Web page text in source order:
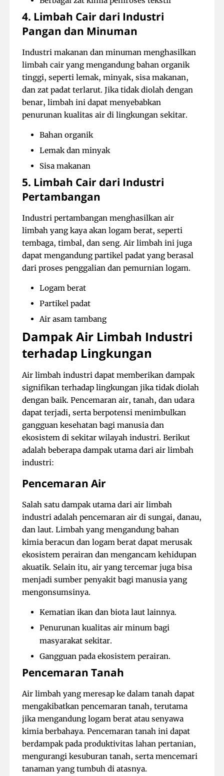
4. Limbah Cair dari Industri
Pangan dan Minuman
Industri makanan dan minuman menghasilkan
limbah cair yang mengandung bahan organik
tinggi, seperti lemak, minyak, sisa makanan,
dan zat padat terlarut. Jika tidak diolah dengan
benar, limbah ini dapat menyebabkan
penurunan kualitas air di lingkungan sekitar.
Bahan organik
Lemak dan minyak
Sisa makanan
5. Limbah Cair dari Industri
Pertambangan
Industri pertambangan menghasilkan air
limbah yang kaya akan logam berat, seperti
tembaga, timbal, dan seng. Air limbah ini juga
dapat mengandung partikel padat yang berasal
dari proses penggalian dan pemurnian logam.
Logam berat
Partikel padat
Air asam tambang
Dampak Air Limbah Industri
terhadap Lingkungan
Air limbah industri dapat memberikan dampak
signifikan terhadap lingkungan jika tidak diolah
dengan baik. Pencemaran air, tanah, dan udara
dapat terjadi, serta berpotensi menimbulkan
gangguan kesehatan bagi manusia dan
ekosistem di sekitar wilayah industri. Berikut
adalah beberapa dampak utama dari air limbah
industri:
Pencemaran Air
Salah satu dampak utama dari air limbah
industri adalah pencemaran air di sungai, danau,
dan laut. Limbah yang mengandung bahan
kimia beracun dan logam berat dapat merusak
ekosistem perairan dan mengancam kehidupan
akuatik. Selain itu, air yang tercemar juga bisa
menjadi sumber penyakit bagi manusia yang
mengonsumsinya.
Kematian ikan dan biota laut lainnya.
Penurunan kualitas air minum bagi
masyarakat sekitar.
Gangguan pada ekosistem perairan.
Pencemaran Tanah
Air limbah yang meresap ke dalam tanah dapat
mengakibatkan pencemaran tanah, terutama
jika mengandung logam berat atau senyawa
kimia berbahaya. Pencemaran tanah ini dapat
berdampak pada produktivitas lahan pertanian,
mengurangi kesuburan tanah, serta mencemari
tanaman yang tumbuh di atasnya.